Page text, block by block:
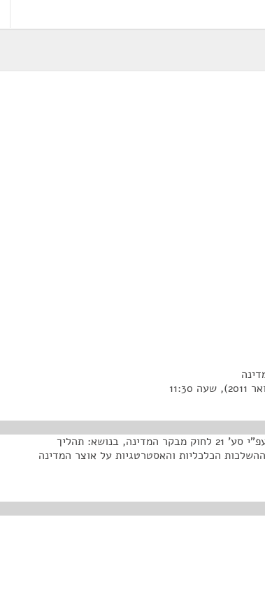
בקשה לחוות דעת מבקר המדינה, עפ"י סע' 21 לחוק מבקר המדינה, בנושא: תהליך
הכלכליות והאסטרטגיות על אוצר המדינה